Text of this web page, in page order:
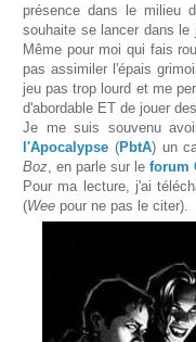
présence dans le milieu
souhaite se lancer dans le
Même pour moi qui fais
pas assimiler l'épais
jeu pas trop lourd et me
d'abordable ET de jouer
Je me suis souvenu
l'Apocalypse (PbtA) un
Boz , en parle sur le forum
Pour ma lecture, j'ai
(Wee pour ne pas le citer).